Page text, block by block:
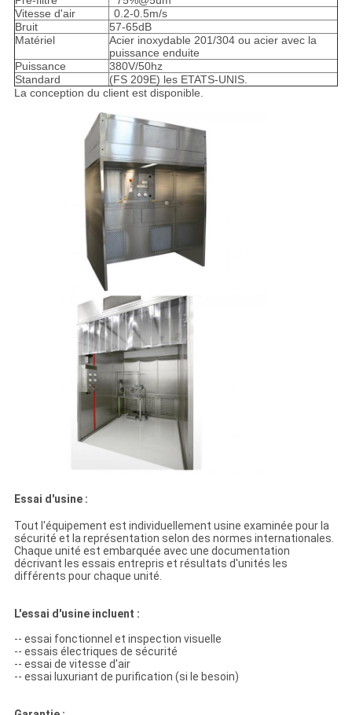
Vitesse d'air
0.2-0.5m/s
Bruit
57-65dB
Matériel
Acier inoxydable 201/304 ou acier avec la
puissance enduite
Puissance
380V/50hz
Standard
(FS 209E) les ETATS-UNIS.
La conception du client est disponible.
Essai d'usine :
Tout l'équipement est individuellement usine examinée pour la
sécurité et la représentation selon des normes internationales.
Chaque unité est embarquée avec une documentation
décrivant les essais entrepris et résultats d'unités les
différents pour chaque unité.
L'essai d'usine incluent :
-- essai fonctionnel et inspection visuelle
-- essais électriques de sécurité
-- essai de vitesse d'air
-- essai luxuriant de purification (si le besoin)